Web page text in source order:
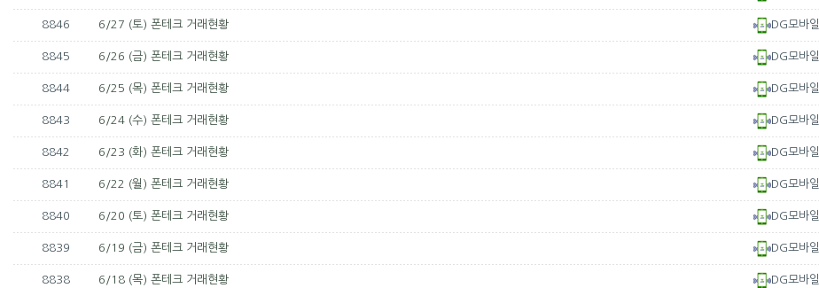
8846 6/27 (토) 폰테크 거래현황 DG모바일
8845 6/26 (금) 폰테크 거래현황 DG모바일
8844 6/25 (목) 폰테크 거래현황 DG모바일
8843 6/24 (수) 폰테크 거래현황 DG모바일
8842 6/23 (화) 폰테크 거래현황 DG모바일
8841 6/22 (월) 폰테크 거래현황 DG모바일
8840 6/20 (토) 폰테크 거래현황 DG모바일
8839 6/19 (금) 폰테크 거래현황 DG모바일
8838 6/18 (목) 폰테크 거래현황 DG모바일